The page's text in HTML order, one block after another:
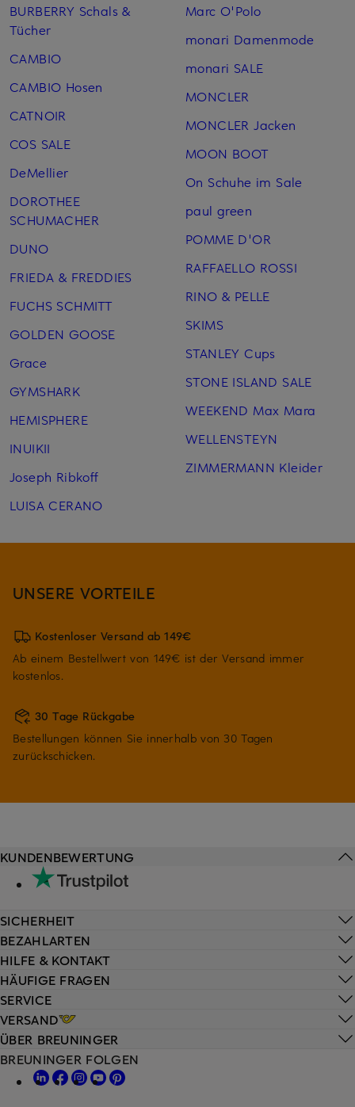
BURBERRY Schals &
Tücher
CAMBIO
CAMBIO Hosen
CATNOIR
COS SALE
DeMellier
DOROTHEE
SCHUMACHER
DUNO
FRIEDA & FREDDIES
FUCHS SCHMITT
GOLDEN GOOSE
Grace
GYMSHARK
HEMISPHERE
INUIKII
Joseph Ribkoff
LUISA CERANO
Marc O'Polo
monari Damenmode
monari SALE
MONCLER
MONCLER Jacken
MOON BOOT
On Schuhe im Sale
paul green
POMME D'OR
RAFFAELLO ROSSI
RINO & PELLE
SKIMS
STANLEY Cups
STONE ISLAND SALE
WEEKEND Max Mara
WELLENSTEYN
ZIMMERMANN Kleider
UNSERE VORTEILE
Kostenloser Versand ab 149€
Ab einem Bestellwert von 149€ ist der Versand immer
kostenlos.
30 Tage Rückgabe
Bestellungen können Sie innerhalb von 30 Tagen
zurückschicken.
HILFE & KONTAKT
HÄUFIGE FRAGEN
SERVICE
VERSAND
KUNDENBEWERTUNG
SICHERHEIT
BEZAHLARTEN
ÜBER BREUNINGER
BREUNINGER FOLGEN